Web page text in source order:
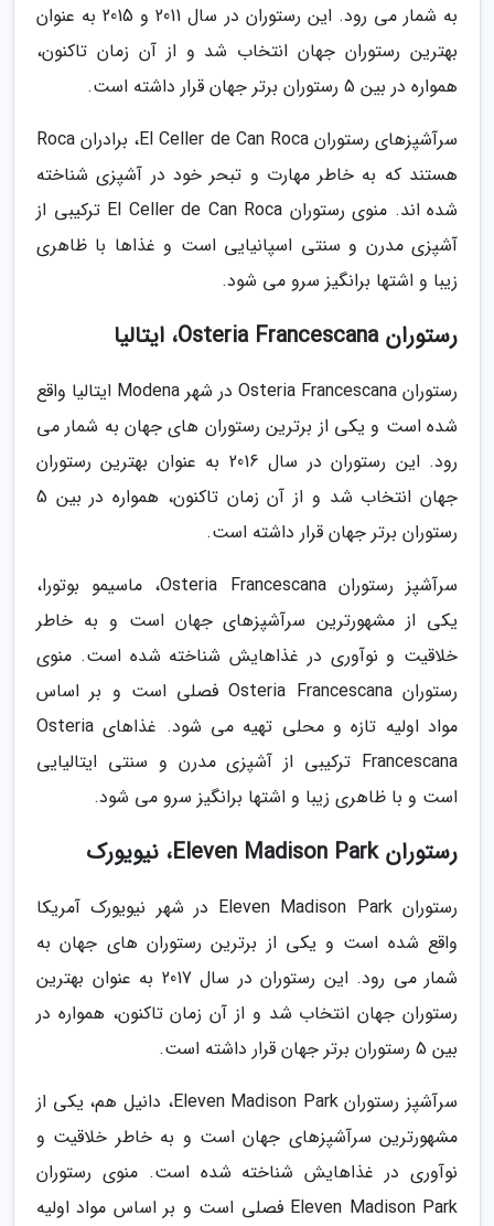
به شمار می رود. این رستوران در سال 2011 و 2015 به عنوان
بهترین رستوران جهان انتخاب شد و از آن زمان تاکنون،
همواره در بین 5 رستوران برتر جهان قرار داشته است.
سرآشپزهای رستوران El Celler de Can Roca، برادران Roca
هستند که به خاطر مهارت و تبحر خود در آشپزی شناخته
شده اند. منوی رستوران El Celler de Can Roca ترکیبی از
آشپزی مدرن و سنتی اسپانیایی است و غذاها با ظاهری
زیبا و اشتها برانگیز سرو می شود.
رستوران Osteria Francescana، ایتالیا
رستوران Osteria Francescana در شهر Modena ایتالیا واقع
شده است و یکی از برترین رستوران های جهان به شمار می
رود. این رستوران در سال 2016 به عنوان بهترین رستوران
جهان انتخاب شد و از آن زمان تاکنون، همواره در بین 5
رستوران برتر جهان قرار داشته است.
سرآشپز رستوران Osteria Francescana، ماسیمو بوتورا،
یکی از مشهورترین سرآشپزهای جهان است و به خاطر
خلاقیت و نوآوری در غذاهایش شناخته شده است. منوی
رستوران Osteria Francescana فصلی است و بر اساس
مواد اولیه تازه و محلی تهیه می شود. غذاهای Osteria
Francescana ترکیبی از آشپزی مدرن و سنتی ایتالیایی
است و با ظاهری زیبا و اشتها برانگیز سرو می شود.
رستوران Eleven Madison Park، نیویورک
رستوران Eleven Madison Park در شهر نیویورک آمریکا
واقع شده است و یکی از برترین رستوران های جهان به
شمار می رود. این رستوران در سال 2017 به عنوان بهترین
رستوران جهان انتخاب شد و از آن زمان تاکنون، همواره در
بین 5 رستوران برتر جهان قرار داشته است.
سرآشپز رستوران Eleven Madison Park، دانیل هم، یکی از
مشهورترین سرآشپزهای جهان است و به خاطر خلاقیت و
نوآوری در غذاهایش شناخته شده است. منوی رستوران
Eleven Madison Park فصلی است و بر اساس مواد اولیه